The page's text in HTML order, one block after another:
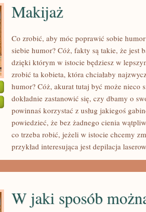
Makijaż
Co zrobić, aby móc poprawić sobie
siebie humor? Cóż, fakty są takie, że jest
dzięki którym w istocie będziesz w
zrobić ta kobieta, która chciałaby
humor? Cóż, akurat tutaj być może nieco
dokładnie zastanowić się, czy dbamy o
powinnaś korzystać z usług jakiegoś
powiedzieć, że bez żadnego cienia
co trzeba robić, jeżeli w istocie chcemy
przykład interesująca jest depilacja
W jaki sposób